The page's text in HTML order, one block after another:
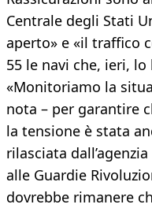
Centrale degli Stati
aperto» e «il traffico
55 le navi che, ieri,
«Monitoriamo la
nota – per garantire
la tensione è stata
rilasciata
alle Guardie
dovrebbe rimanere